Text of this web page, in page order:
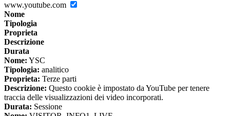
www.youtube.com
Nome
Tipologia
Proprieta
Descrizione
Durata
Nome: YSC
Tipologia: analitico
Proprieta: Terze parti
Descrizione: Questo cookie è impostato da YouTube per tenere
traccia delle visualizzazioni dei video incorporati.
Durata: Sessione